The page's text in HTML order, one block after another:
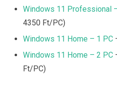
Windows 11 Professional
4350 Ft/PC)
Windows 11 Home – 1 PC
Windows 11 Home – 2 PC
Ft/PC)